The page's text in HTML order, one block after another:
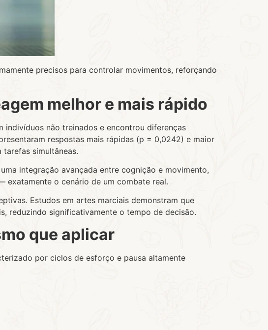
precisos para controlar movimentos, reforçando
melhor e mais rápido
não treinados e encontrou diferenças
respostas mais rápidas (p = 0,0242) e maior
simultâneas.
integração avançada entre cognição e movimento,
o cenário de um combate real.
Estudos em artes marciais demonstram que
reduzindo significativamente o tempo de decisão.
que aplicar
por ciclos de esforço e pausa altamente